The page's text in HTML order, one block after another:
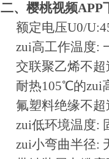
二、樱桃视频
额定电压U0/
zui高工作温度:
交联聚乙烯不
耐热105℃的zui
氟塑料绝缘不
zui低环境温度:
zui小弯曲半径: